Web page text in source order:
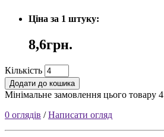
Ціна за 1 штуку:
8,6грн.
Кількість
Додати до кошика
Мінімальне замовлення цього товару 4
0 оглядів /Написати огляд